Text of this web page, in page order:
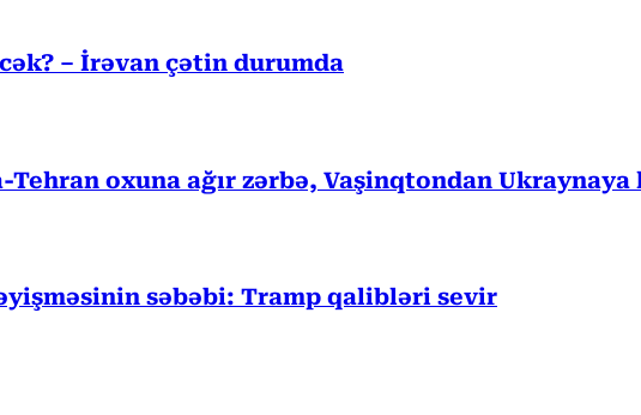
– İrəvan çətin durumda
Tehran oxuna ağır zərbə, Vaşinqtondan
səbəbi: Tramp qalibləri sevir